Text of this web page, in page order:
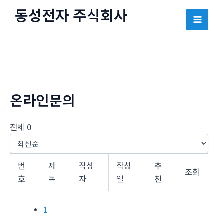
동성전자 주식회사
Main
온라인문의
전체 0
번
호
제
목
작성
자
작성
일
추
천
조회
1